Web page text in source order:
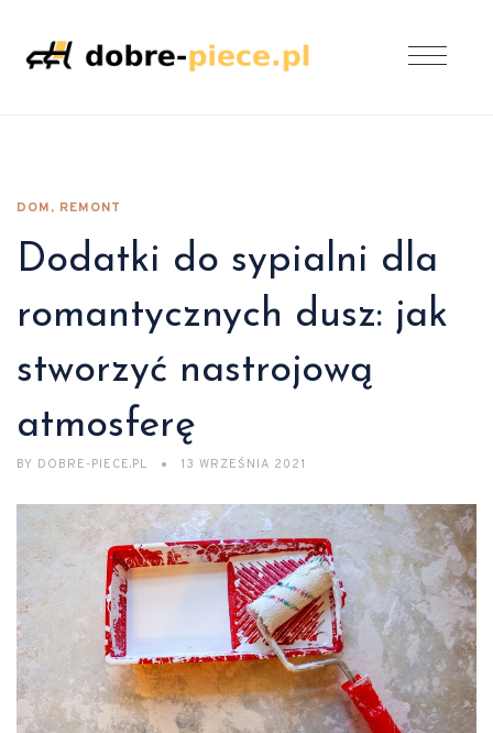
DOM, REMONT
Dodatki do sypialni dla
romantycznych dusz: jak
stworzyć nastrojową
atmosferę
BY DOBRE-PIECE.PL 13 WRZEŚNIA 2021